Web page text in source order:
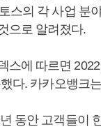
스의 각 사업 분
으로 알려졌다.
스에 따르면
다. 카카오뱅크
동안 고객들이